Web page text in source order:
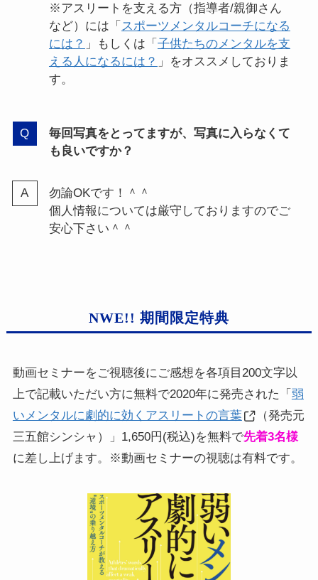
※アスリートを支える方（指導者/親御さん
など）には「 スポーツメンタルコーチになる
には？ 」もしくは「 子供たちのメンタルを支
える人になるには？ 」をオススメしておりま
す。
毎回写真をとってますが、写真に入らなくて
も良いですか？
勿論OKです！＾＾
個人情報については厳守しておりますのでご
安心下さい＾＾
NWE!! 期間限定特典
動画セミナーをご視聴後にご感想を各項目200文字以
上で記載いただい方に無料で2020年に発売された「 弱
いメンタルに劇的に効くアスリートの言葉
（発売元
三五館シンシャ）」1,650円(税込)を無料で先着3名様
に差し上げます。※動画セミナーの視聴は有料です。